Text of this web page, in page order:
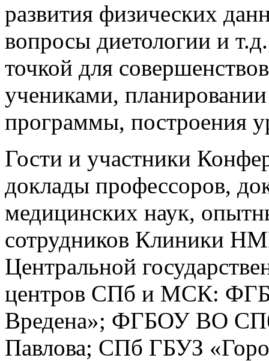
развития физических
вопросы диетологии и
точкой для
учениками,
программы, построения
Гости и участники
доклады профессоров,
медицинских наук,
сотрудников Клиники
Центральной
центров СПб и МСК:
Вредена»; ФГБОУ ВО
Павлова; СПб ГБУЗ